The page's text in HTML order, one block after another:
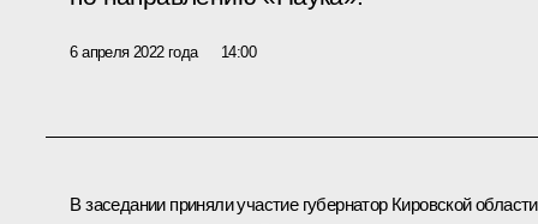
6 апреля 2022 года 14:00
В заседании приняли участие губернатор Кировской